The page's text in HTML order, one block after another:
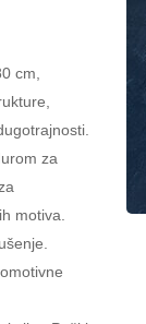
cm,
za
motiva.